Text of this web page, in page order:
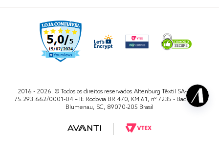
2016 - 2026. © Todos os direitos reservados.Altenburg Têxtil SA- CNPJ
75.293.662/0001-04 – IE Rodovia BR 470, KM 61, nº 7235 - Badenfurt,
Blumenau, SC, 89070-205 Brasil